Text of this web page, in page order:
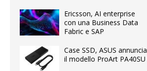
Ericsson, AI enterprise
con una Business Data
Fabric e SAP
Case SSD, ASUS annuncia
il modello ProArt PA40SU